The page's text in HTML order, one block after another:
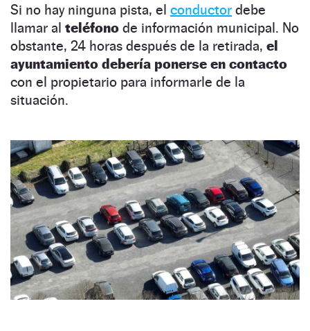
Si no hay ninguna pista, el conductor debe
llamar al teléfono de información municipal. No
obstante, 24 horas después de la retirada, el
ayuntamiento debería ponerse en contacto
con el propietario para informarle de la
situación.